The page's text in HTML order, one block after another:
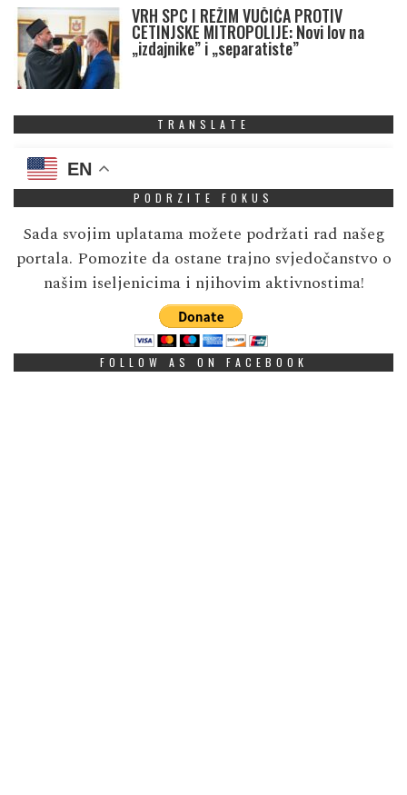
VRH SPC I REŽIM VUČIĆA PROTIV
CETINJSKE MITROPOLIJE: Novi lov na
„izdajnike” i „separatiste”
TRANSLATE
EN
PODRZITE FOKUS
Sada svojim uplatama možete podržati rad našeg
portala. Pomozite da ostane trajno svjedočanstvo o
našim iseljenicima i njihovim aktivnostima!
FOLLOW AS ON FACEBOOK